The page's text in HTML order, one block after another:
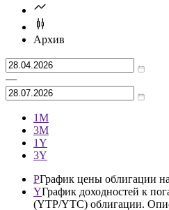
Токеон
Торги облигациями не
Архив
3М
1Y
3Y